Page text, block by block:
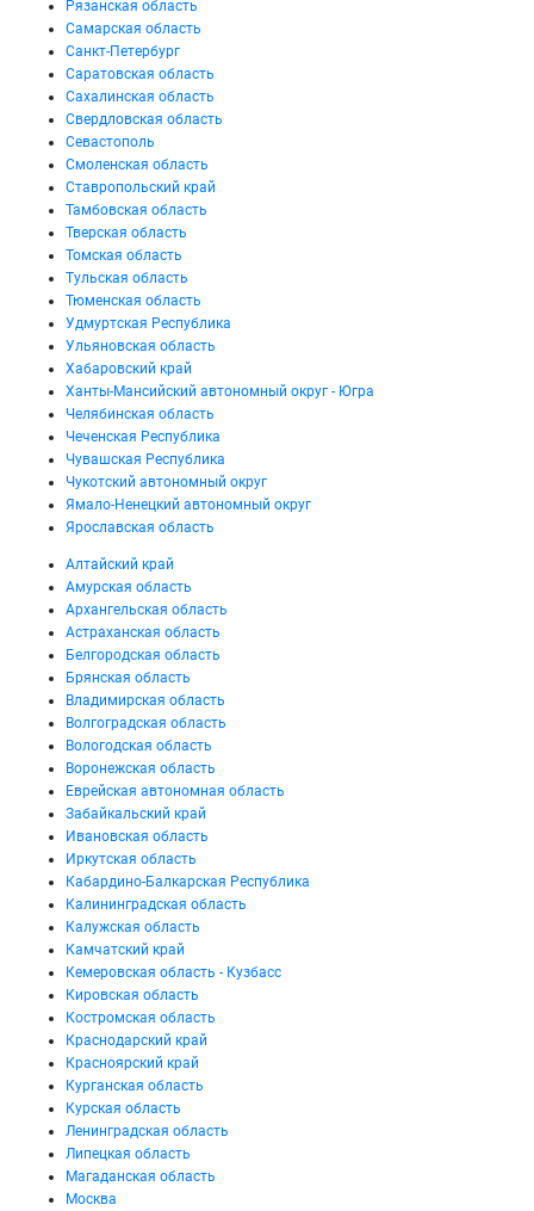
Рязанская область
Самарская область
Санкт-Петербург
Саратовская область
Сахалинская область
Свердловская область
Севастополь
Смоленская область
Ставропольский край
Тамбовская область
Тверская область
Томская область
Тульская область
Тюменская область
Удмуртская Республика
Ульяновская область
Хабаровский край
Ханты-Мансийский автономный округ - Югра
Челябинская область
Чеченская Республика
Чувашская Республика
Чукотский автономный округ
Ямало-Ненецкий автономный округ
Ярославская область
Алтайский край
Амурская область
Архангельская область
Астраханская область
Белгородская область
Брянская область
Владимирская область
Волгоградская область
Вологодская область
Воронежская область
Еврейская автономная область
Забайкальский край
Ивановская область
Иркутская область
Кабардино-Балкарская Республика
Калининградская область
Калужская область
Камчатский край
Кемеровская область - Кузбасс
Кировская область
Костромская область
Краснодарский край
Красноярский край
Курганская область
Курская область
Ленинградская область
Липецкая область
Магаданская область
Москва